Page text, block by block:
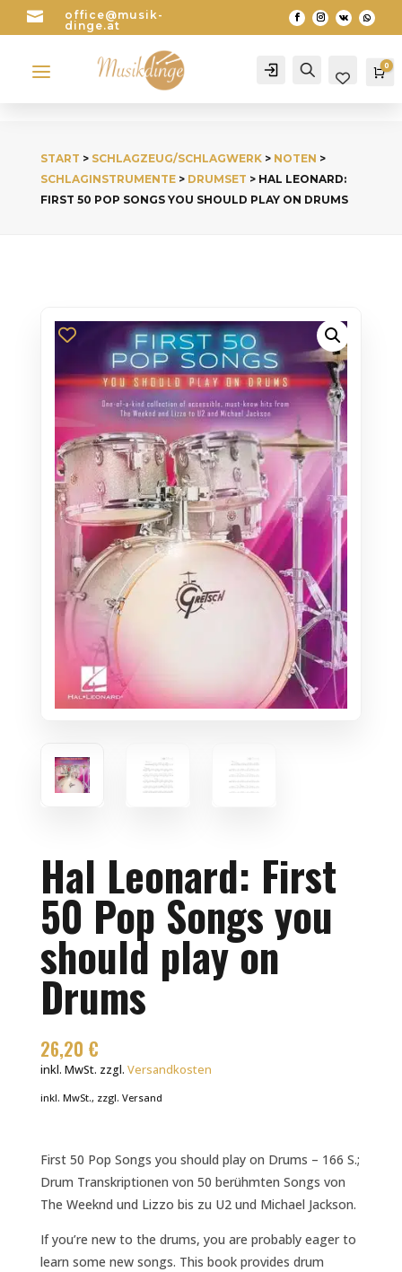

office@musik-
dinge.at
a Account Search 0
START > SCHLAGZEUG/SCHLAGWERK> NOTEN >
SCHLAGINSTRUMENTE> DRUMSET > HAL LEONARD:
FIRST 50 POP SONGS YOU SHOULD PLAY ON DRUMS
Hal Leonard: First
50 Pop Songs you
should play on
Drums
26,20 €
inkl. MwSt. zzgl. Versandkosten
inkl. MwSt., zzgl. Versand
First 50 Pop Songs you should play on Drums – 166 S.;
Drum Transkriptionen von 50 berühmten Songs von
The Weeknd und Lizzo bis zu U2 und Michael Jackson.
If you’re new to the drums, you are probably eager to
learn some new songs. This book provides drum